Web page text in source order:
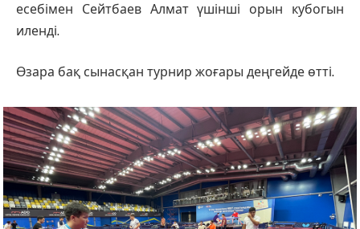
есебімен Сейтбаев Алмат үшінші орын кубогын
иленді.
Өзара бақ сынасқан турнир жоғары деңгейде өтті.